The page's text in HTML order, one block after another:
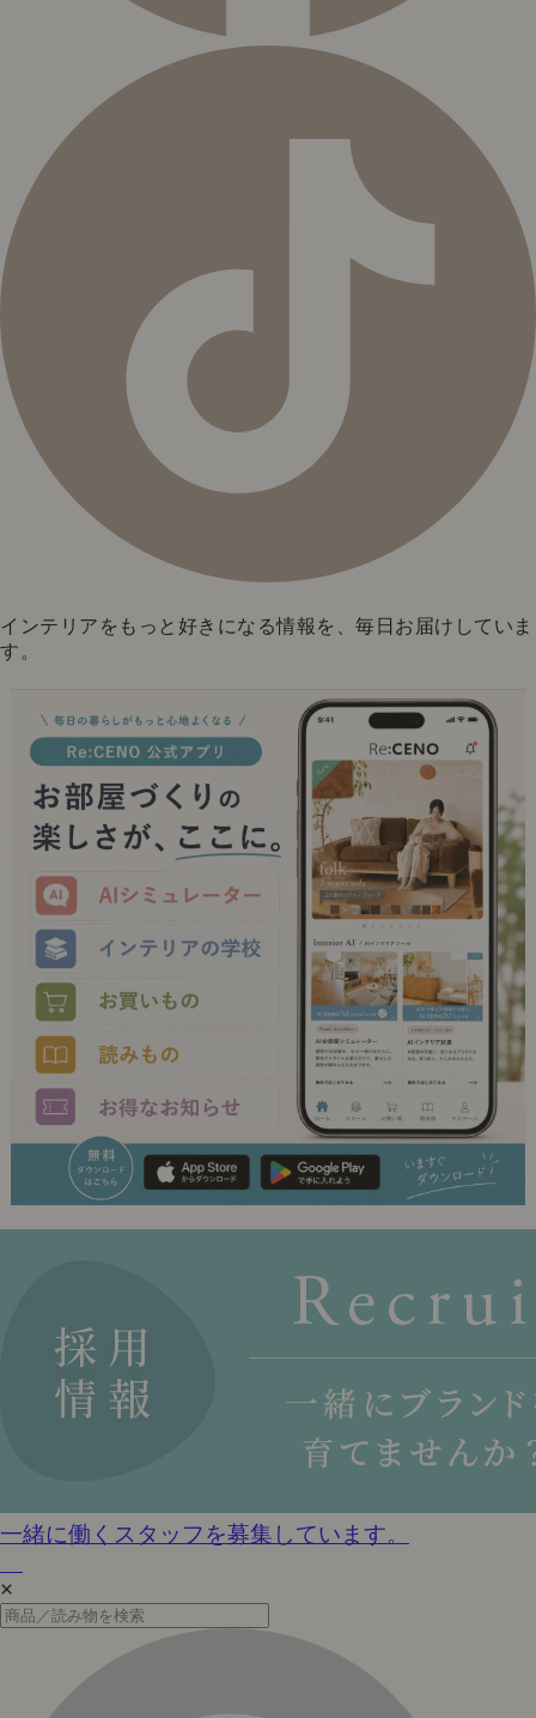
インテリアをもっと好きになる情報を、毎日お届けしていま
す。
一緒に働くスタッフを募集しています。
×